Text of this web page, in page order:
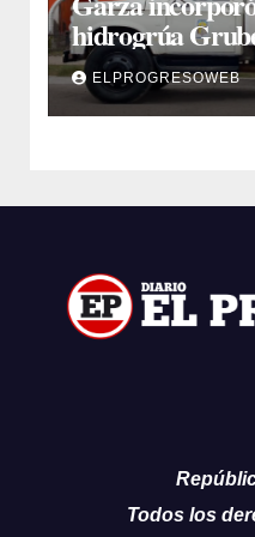
hidrogrúa
inversión de
municipales
ELPROGRESOWEB
Todos los